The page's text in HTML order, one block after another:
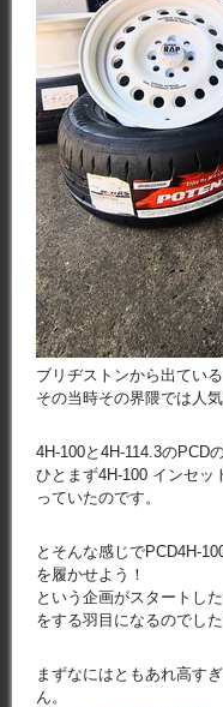
ブリヂストンから出てい
その当時その界隈では人
4H-100と4H-114.3のPCD
ひとまず4H-100 インセッ
っていたのです。
とそんな感じでPCD4H-
を履かせよう！
という企画がスタートし
をする羽目になるのでし
まずなにはともあれ高す
ん。